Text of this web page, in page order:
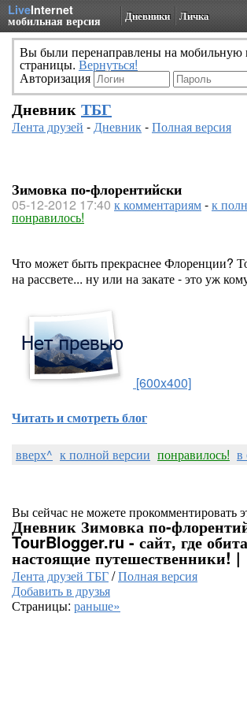
LiveInternet
мобильная версия Дневники Личка
Вы были перенаправлены на мобильную
страницы. Вернуться!
Авторизация
Дневник ТБГ
Лента друзей -Дневник-Полная версия
Зимовка по-флорентийски
05-12-2012 17:40 к комментариям-к
понравилось!
Что может быть прекраснее Флоренции?
на рассвете... ну или на закате - это уж
[600x400]
Читать и смотреть блог
вверх^ к полной версии понравилось! в
Вы сейчас не можете прокомментировать
Дневник Зимовка по-
TourBlogger.ru - сайт, где
настоящие путешественники! |
Лента друзей ТБГ/Полная версия
Добавить в друзья
Страницы: раньше»